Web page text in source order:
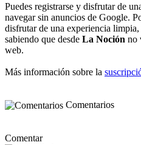
Puedes registrarse y disfrutar de
navegar sin anuncios de Google.
disfrutar de una experiencia
sabiendo que desde La Noción no
web.
Más información sobre la
Comentarios
Comentar